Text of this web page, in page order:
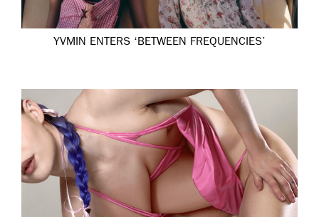
YVMIN ENTERS ‘BETWEEN FREQUENCIES’